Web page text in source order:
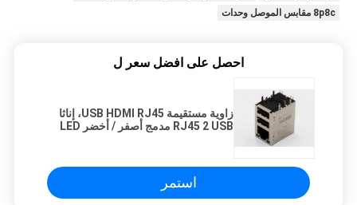
8p8c مقابس الموصل وحدات
احصل على افضل سعر ل
زاوية مستقيمة USB HDMI RJ45، إناثا
RJ45 2 USB مدمج أصفر / أخضر LED
استمر